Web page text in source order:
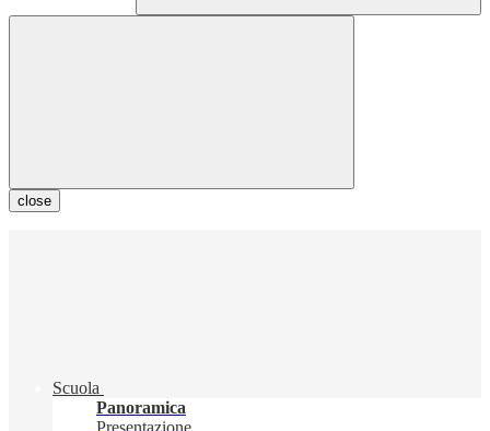
close
Scuola
Panoramica